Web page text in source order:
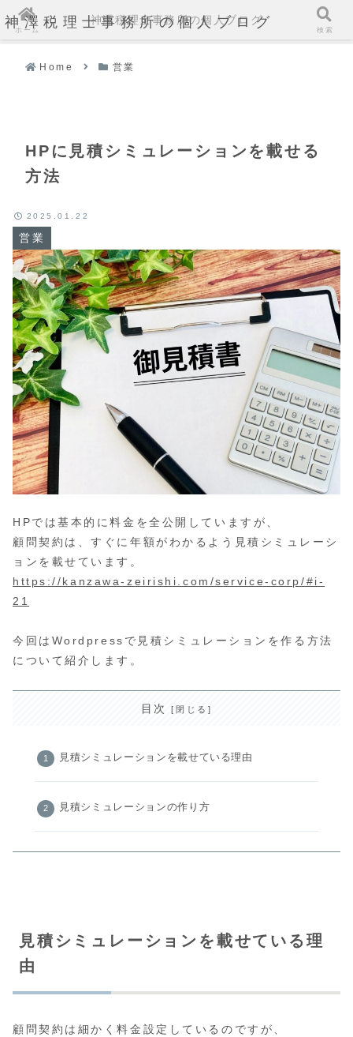
神澤税理士事務所の個人ブログ
Home 営業
HPに見積シミュレーションを載せる
方法
営業
2025.01.22
HPでは基本的に料金を全公開していますが、
顧問契約は、すぐに年額がわかるよう見積シミュレーシ
ョンを載せています。
https://kanzawa-zeirishi.com/service-corp/#i-
21
今回はWordpressで見積シミュレーションを作る方法
について紹介します。
目次
見積シミュレーションを載せている理由
見積シミュレーションの作り方
見積シミュレーションを載せている理
由
顧問契約は細かく料金設定しているのですが、
ホーム
神澤税理士事務所の個人ブログ
検索